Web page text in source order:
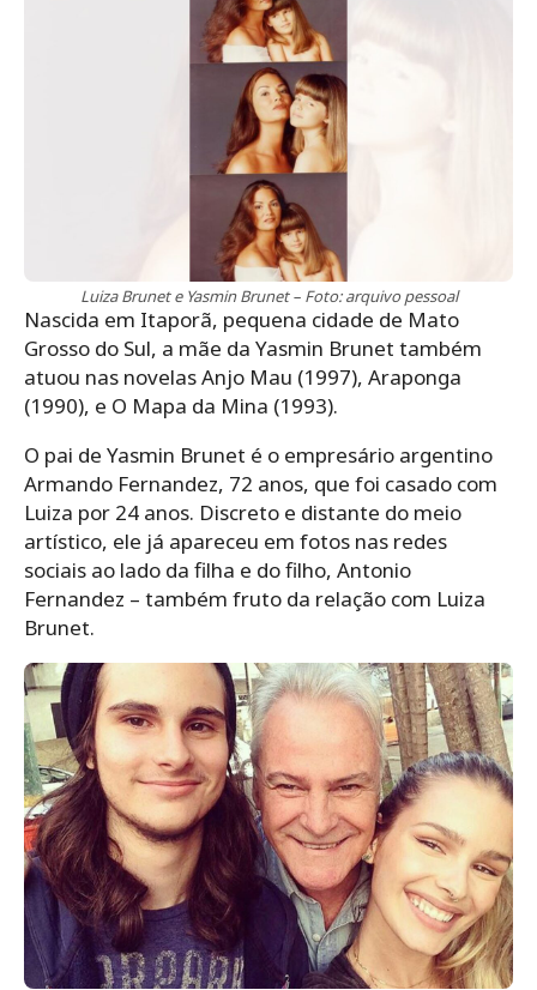
Luiza Brunet e Yasmin Brunet – Foto: arquivo pessoal
Nascida em Itaporã, pequena cidade de Mato
Grosso do Sul, a mãe da Yasmin Brunet também
atuou nas novelas Anjo Mau (1997), Araponga
(1990), e O Mapa da Mina (1993).
O pai de Yasmin Brunet é o empresário argentino
Armando Fernandez, 72 anos, que foi casado com
Luiza por 24 anos. Discreto e distante do meio
artístico, ele já apareceu em fotos nas redes
sociais ao lado da filha e do filho, Antonio
Fernandez – também fruto da relação com Luiza
Brunet.